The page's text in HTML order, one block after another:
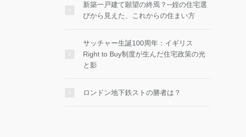
新築一戸建て願望の終焉？─姪の住宅選
びから見えた、これからの住まい方
サッチャー生誕100周年：イギリス
Right to Buy制度が生んだ住宅政策の光
と影
ロンドン地下鉄ストの勝者は？